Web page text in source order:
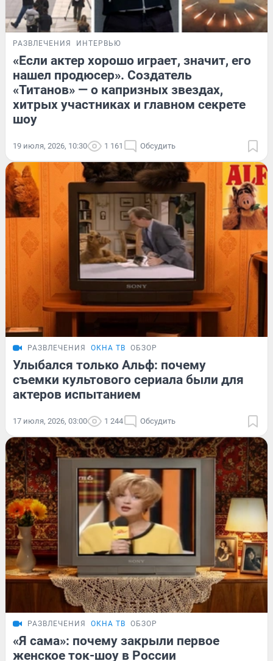
РАЗВЛЕЧЕНИЯ ИНТЕРВЬЮ
«Если актер хорошо играет, значит, его
нашел продюсер». Создатель
«Титанов» — о капризных звездах,
хитрых участниках и главном секрете
шоу
19 июля, 2026, 10:30 1 161 Обсудить
РАЗВЛЕЧЕНИЯ ОКНА ТВ ОБЗОР
Улыбался только Альф: почему
съемки культового сериала были для
актеров испытанием
17 июля, 2026, 03:00 1 244 Обсудить
РАЗВЛЕЧЕНИЯ ОКНА ТВ ОБЗОР
«Я сама»: почему закрыли первое
женское ток-шоу в России